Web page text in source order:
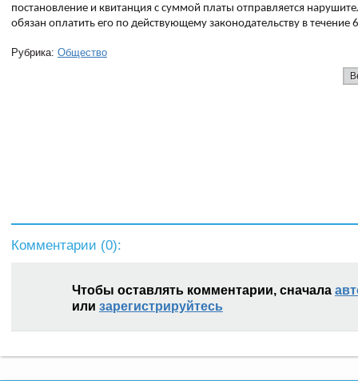
постановление и квитанция с суммой платы отправляется
обязан оплатить его по действующему законодательству в течение
Рубрика: Общество
Комментарии (0):
Чтобы оставлять комментарии, сначала
или зарегистрируйтесь